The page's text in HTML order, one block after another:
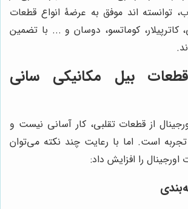
توانسته اند موفق به عرضۀ انواع قطعات
کاترپیلار، کوماتسو، دوسان و ... با تضمین
بیل مکانیکی سانی
از قطعات تقلبی، کار آسانی نیست و
است. اما با رعایت چند نکته می‌توان
را افزایش داد: